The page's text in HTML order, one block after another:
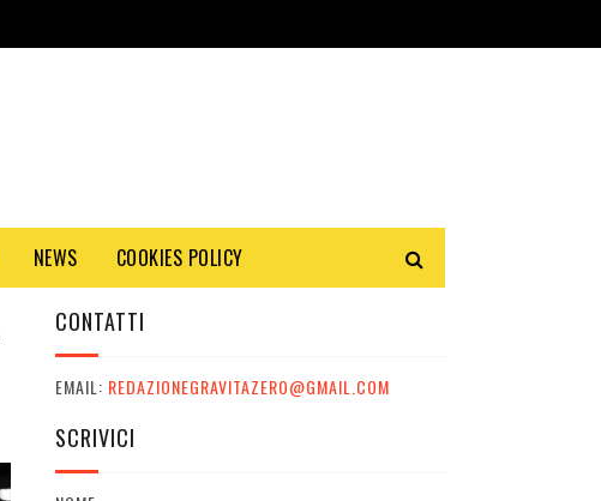
NEWS COOKIES POLICY
CONTATTI
EMAIL: REDAZIONEGRAVITAZERO@GMAIL.COM
SCRIVICI